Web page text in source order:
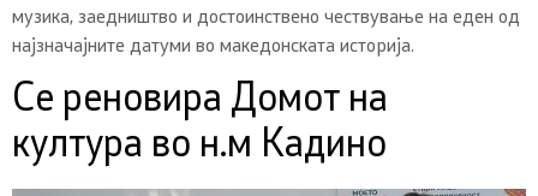
музика, заедништво и достоинствено чествување на еден од
најзначајните датуми во македонската историја.
Се реновира Домот на
култура во н.м Кадино